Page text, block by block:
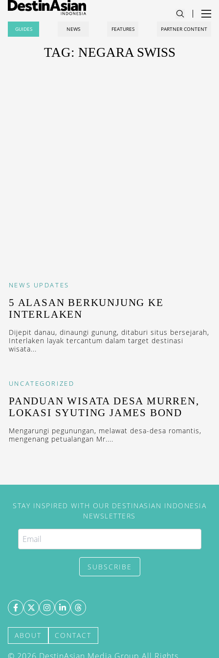
GUIDES NEWS FEATURES PARTNER CONTENT
TAG: NEGARA SWISS
NEWS UPDATES
5 ALASAN BERKUNJUNG KE
INTERLAKEN
Dijepit danau, dinaungi gunung, ditaburi situs bersejarah,
Interlaken layak tercantum dalam target destinasi
wisata...
UNCATEGORIZED
PANDUAN WISATA DESA MURREN,
LOKASI SYUTING JAMES BOND
Mengarungi pegunungan, melawat desa-desa romantis,
mengenang petualangan Mr....
STAY INSPIRED WITH OUR DESTINASIAN INDONESIA
NEWSLETTERS
SUBSCRIBE
ABOUT CONTACT